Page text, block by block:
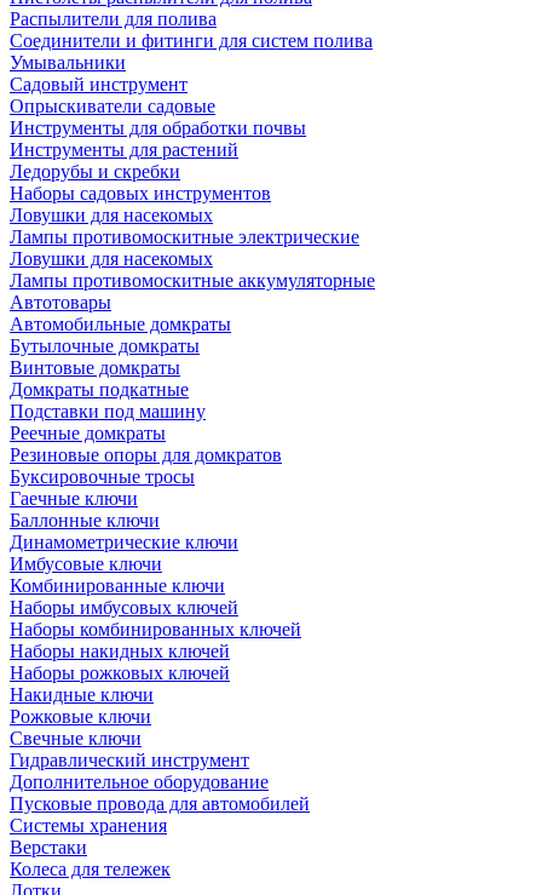
Распылители для полива
Соединители и фитинги для систем полива
Умывальники
Садовый инструмент
Опрыскиватели садовые
Инструменты для обработки почвы
Инструменты для растений
Ледорубы и скребки
Наборы садовых инструментов
Ловушки для насекомых
Лампы противомоскитные электрические
Ловушки для насекомых
Лампы противомоскитные аккумуляторные
Автотовары
Автомобильные домкраты
Бутылочные домкраты
Винтовые домкраты
Домкраты подкатные
Подставки под машину
Реечные домкраты
Резиновые опоры для домкратов
Буксировочные тросы
Гаечные ключи
Баллонные ключи
Динамометрические ключи
Имбусовые ключи
Комбинированные ключи
Наборы имбусовых ключей
Наборы комбинированных ключей
Наборы накидных ключей
Наборы рожковых ключей
Накидные ключи
Рожковые ключи
Свечные ключи
Гидравлический инструмент
Дополнительное оборудование
Пусковые провода для автомобилей
Системы хранения
Верстаки
Колеса для тележек
Лотки